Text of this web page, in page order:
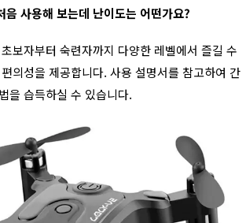
음 사용해 보는데 난이도는 어떤가요?
보자부터 숙련자까지 다양한 레벨에서 즐길 수
의성을 제공합니다. 사용 설명서를 참고하여 간
을 습득하실 수 있습니다.